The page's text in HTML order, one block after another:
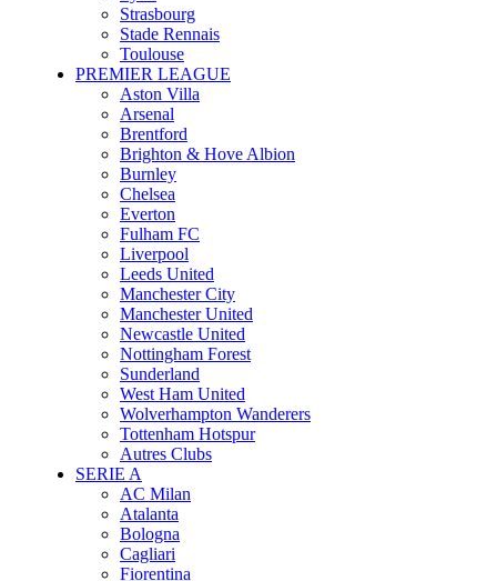
Strasbourg
Stade Rennais
Toulouse
PREMIER LEAGUE
Aston Villa
Arsenal
Brentford
Brighton & Hove Albion
Burnley
Chelsea
Everton
Fulham FC
Liverpool
Leeds United
Manchester City
Manchester United
Newcastle United
Nottingham Forest
Sunderland
West Ham United
Wolverhampton Wanderers
Tottenham Hotspur
Autres Clubs
SERIE A
AC Milan
Atalanta
Bologna
Cagliari
Fiorentina